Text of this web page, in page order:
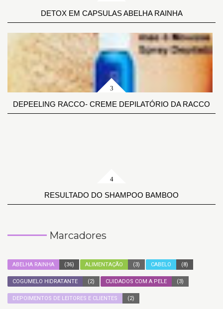
DETOX EM CAPSULAS ABELHA RAINHA
DEPEELING RACCO- CREME DEPILATÓRIO DA RACCO
RESULTADO DO SHAMPOO BAMBOO
Marcadores
ABELHA RAINHA (36) ALIMENTAÇÃO (3) CABELO (8)
COGUMELO HIDRATANTE (2) CUIDADOS COM A PELE (3)
DEPOIMENTOS DE LEITORES E CLIENTES (2)